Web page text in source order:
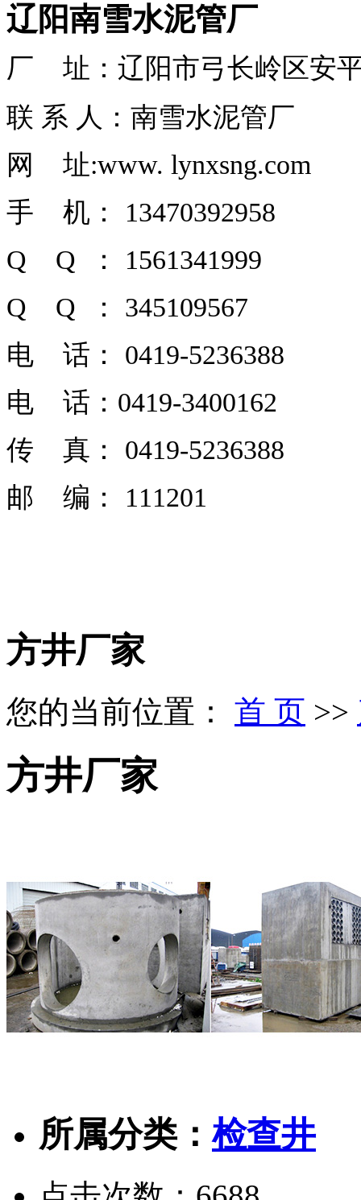
辽阳南雪水泥管厂
厂 址： 辽阳市弓长岭区安
联 系 人：南雪水泥管厂
网 址:www. lynxsng.com
手 机： 13470392958
Q Q ： 1561341999
Q Q ： 345109567
电 话： 0419-5236388
电 话：0419-3400162
传 真： 0419-5236388
邮 编： 111201
方井厂家
您的当前位置： 首 页 >>
方井厂家
所属分类：检查井